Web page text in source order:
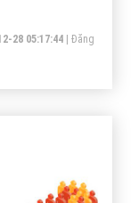
29 07:03:37| Đăng